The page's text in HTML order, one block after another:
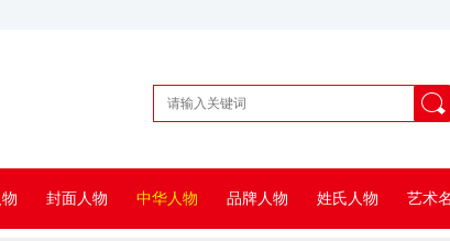
封面人物 中华人物 品牌人物 姓氏人物 艺术